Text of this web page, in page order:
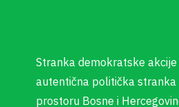
Stranka demokratske akcije
autentična politička stranka
prostoru Bosne i